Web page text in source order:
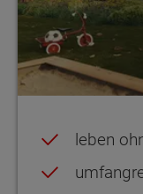
leben